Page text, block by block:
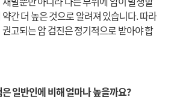
간 더 높은 것으로 알려져 있습니다. 따라
고되는 암 검진은 정기적으로 받아야 합
일반인에 비해 얼마나 높을까요?